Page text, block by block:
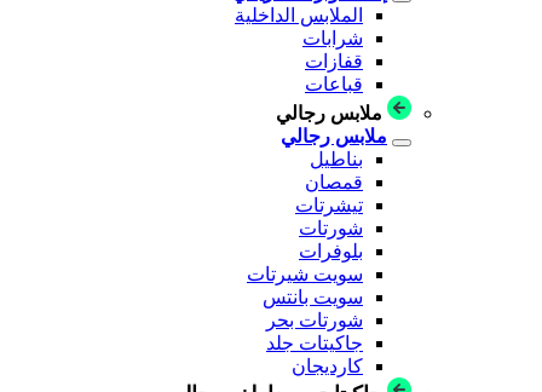
الملابس الداخلية
شرابات
قفازات
قباعات
ملابس رجالي
ملابس رجالي
بناطيل
قمصان
تيشرتات
شورتات
بلوفرات
سويت شيرتات
سويت بانتس
شورتات بحر
جاكيتات جلد
كارديجان